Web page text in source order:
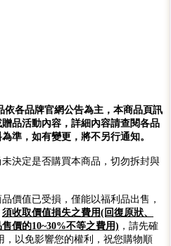
各品牌官網公告為主，本商品頁訊
品活動內容，詳細內容請查閱各品
準，如有變更，將不另行通知。
決定是否購買本商品，切勿拆封與
價值已受損，僅能以福利品出售，
須收取價值損失之費用(回復原狀、
價的10~30%不等之費用) ，請先確
以免影響您的權利，祝您購物順